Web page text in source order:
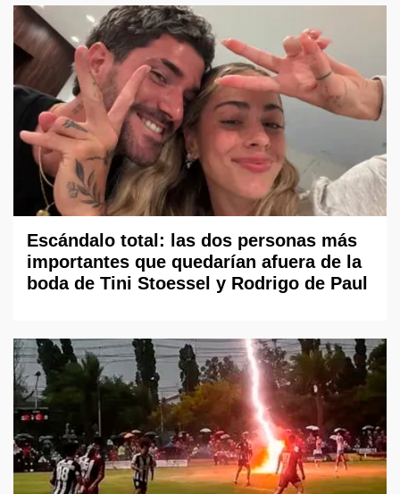
Escándalo total: las dos personas más
importantes que quedarían afuera de la
boda de Tini Stoessel y Rodrigo de Paul